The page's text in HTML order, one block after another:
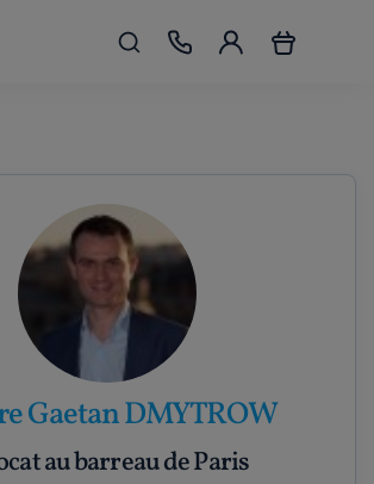
Gaetan DMYTROW
au barreau de Paris